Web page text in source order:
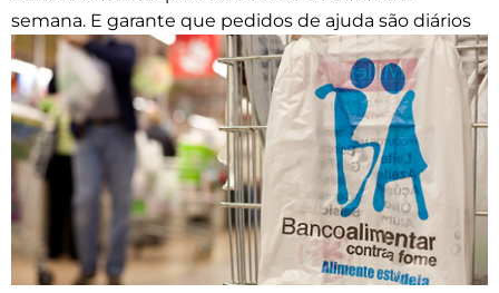
semana. E garante que pedidos de ajuda são diários